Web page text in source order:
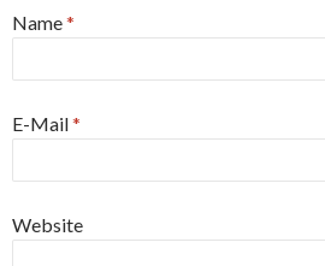
Name*
E-Mail*
Website